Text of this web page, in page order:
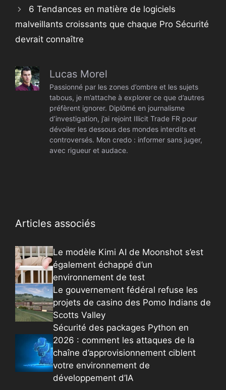
6 Tendances en matière de logiciels
malveillants croissants que chaque Pro Sécurité
devrait connaître
Lucas Morel
Passionné par les zones d’ombre et les sujets
tabous, je m’attache à explorer ce que d’autres
préfèrent ignorer. Diplômé en journalisme
d’investigation, j’ai rejoint Illicit Trade FR pour
dévoiler les dessous des mondes interdits et
controversés. Mon credo : informer sans juger,
avec rigueur et audace.
Articles associés
Le modèle Kimi AI de Moonshot s’est
également échappé d’un
environnement de test
Le gouvernement fédéral refuse les
projets de casino des Pomo Indians de
Scotts Valley
Sécurité des packages Python en
2026 : comment les attaques de la
chaîne d’approvisionnement ciblent
votre environnement de
développement d’IA